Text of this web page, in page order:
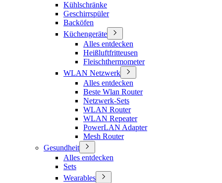
Kühlschränke
Geschirrspüler
Backöfen
Küchengeräte
Alles entdecken
Heißluftfritteusen
Fleischthermometer
WLAN Netzwerk
Alles entdecken
Beste Wlan Router
Netzwerk-Sets
WLAN Router
WLAN Repeater
PowerLAN Adapter
Mesh Router
Gesundheit
Alles entdecken
Sets
Wearables